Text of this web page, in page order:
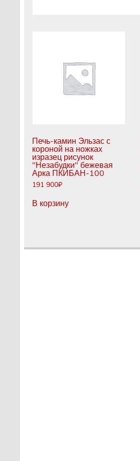
Печь-камин Эльзас с
короной на ножках
изразец рисунок
"Незабудки" бежевая
Арка ПКИБАН-100
191 900₽
В корзину